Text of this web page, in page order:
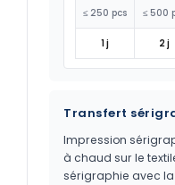
≤ 250 pcs ≤ 500
1 j 2 j
Transfert
Impression
à chaud sur le
sérigraphie avec